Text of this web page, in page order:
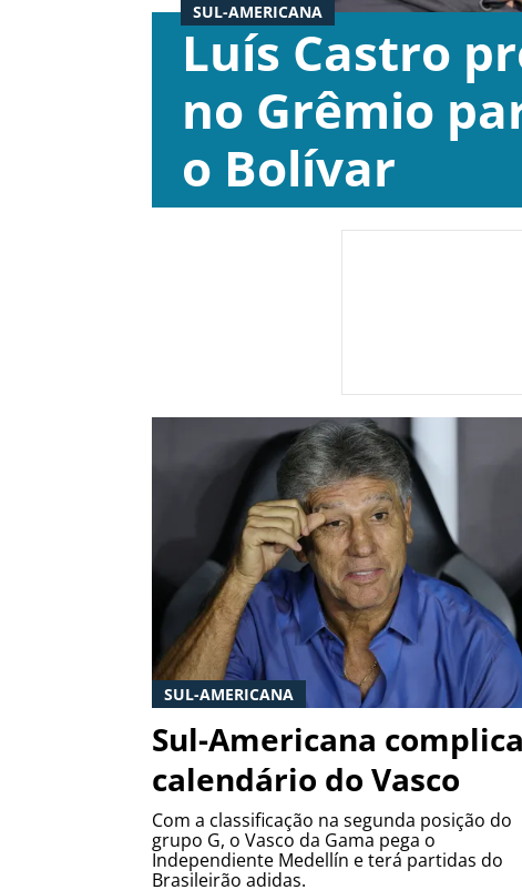
SUL-AMERICANA
Luís Castro
no Grêmio
o Bolívar
SUL-AMERICANA
Sul-Americana complica
calendário do Vasco
Com a classificação na segunda posição do
grupo G, o Vasco da Gama pega o
Independiente Medellín e terá partidas do
Brasileirão adidas.